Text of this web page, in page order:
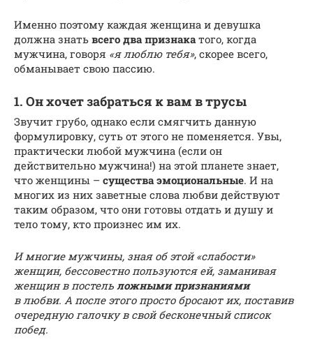
Именно поэтому каждая женщина и девушка
должна знать всего два признака того, когда
мужчина, говоря «я люблю тебя», скорее всего,
обманывает свою пассию.
1. Он хочет забраться к вам в трусы
Звучит грубо, однако если смягчить данную
формулировку, суть от этого не поменяется. Увы,
практически любой мужчина (если он
действительно мужчина!) на этой планете знает,
что женщины – существа эмоциональные. И на
многих из них заветные слова любви действуют
таким образом, что они готовы отдать и душу и
тело тому, кто произнес им их.
И многие мужчины, зная об этой «слабости»
женщин, бессовестно пользуются ей, заманивая
женщин в постель ложными признаниями
в любви. А после этого просто бросают их, поставив
очередную галочку в свой бесконечный список
побед.